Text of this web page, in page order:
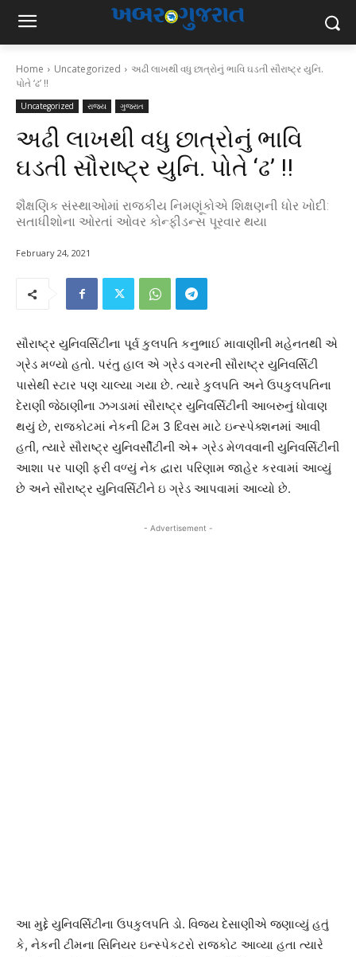
Home Uncategorized
અઢી લાખથી વધુ છાત્રોનું ભાવિ ઘડતી સૌરાષ્ટ્ર યુનિ.
પોતે ‘ઢ’ !!
Uncategorized રાજ્ય ગુજરાત
અઢી લાખથી વધુ છાત્રોનું ભાવિ
ઘડતી સૌરાષ્ટ્ર યુનિ. પોતે ‘ઢ’ !!
શૈક્ષણિક સંસ્થાઓમાં રાજકીય નિમણૂંકોએ શિક્ષણની ધોર ખોદી:
સતાધીશોના ઓરતાં ઓવર કોન્ફીડન્સ પૂરવાર થયા
February 24, 2021
સૌરાષ્ટ્ર યુનિવર્સિટીના પૂર્વ કુલપતિ કનુભાઈ માવાણીની મહેનતથી એ
ગ્રેડ મળ્યો હતો. પરંતુ હાલ એ ગ્રેડ વગરની સૌરાષ્ટ્ર યુનિવર્સિટી
પાસેથી સ્ટાર પણ ચાલ્યા ગયા છે. ત્યારે કુલપતિ અને ઉપકુલપતિના
દેરાણી જેઠાણીના ઝગડામાં સૌરાષ્ટ્ર યુનિવર્સિટીની આબરુનું ધોવાણ
થયું છે, રાજકોટમાં નેકની ટિમ 3 દિવસ માટે ઇન્સ્પેક્શનમાં આવી
હતી, ત્યારે સૌરાષ્ટ્ર યુનિવર્સીટીની એ+ ગ્રેડ મેળવવાની યુનિવર્સિટીની
આશા પર પાણી ફરી વળ્યું નેક દ્વારા પરિણામ જાહેર કરવામાં આવ્યું
છે અને સૌરાષ્ટ્ર યુનિવર્સિટીને ઇ ગ્રેડ આપવામાં આવ્યો છે.
- Advertisement -
આ મુદ્દે યુનિવર્સિટીના ઉપકુલપતિ ડો. વિજય દેસાણીએ જણાવ્યું હતું
કે, નેકની ટીમના સિનિયર ઇન્સ્પેકટરો રાજકોટ આવ્યા હતા ત્યારે